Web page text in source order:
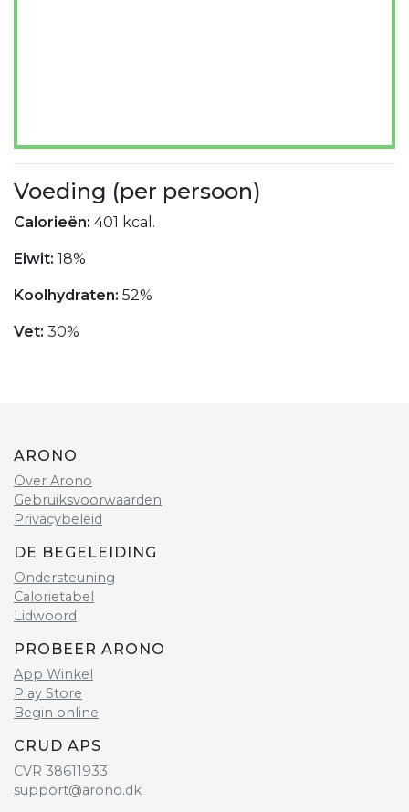
Voeding (per persoon)
Calorieën: 401 kcal.
Eiwit: 18%
Koolhydraten: 52%
Vet: 30%
ARONO
Over Arono
Gebruiksvoorwaarden
Privacybeleid
DE BEGELEIDING
Ondersteuning
Calorietabel
Lidwoord
PROBEER ARONO
App Winkel
Play Store
Begin online
CRUD APS
CVR 38611933
support@arono.dk